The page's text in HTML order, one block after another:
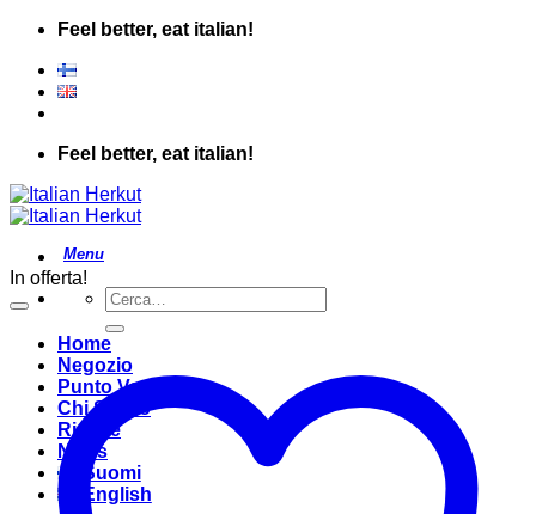
Salta
contenuti
Feel better, eat italian!
Feel better, eat italian!
Cerca:
Home
Negozio
Punto Vendita
Chi Siamo
Ricette
News
Suomi
English
In offerta!